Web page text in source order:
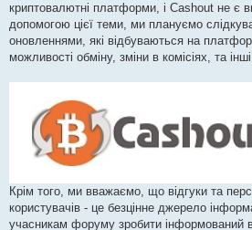
криптовалютні платформи, і Cashout не є
допомогою цієї теми, ми плануємо
оновленнями, які відбуваються на
можливості обміну, зміни в комісіях, та
Крім того, ми вважаємо, що відгуки та
користувачів - це безцінне джерело
учасникам форуму зробити інформований